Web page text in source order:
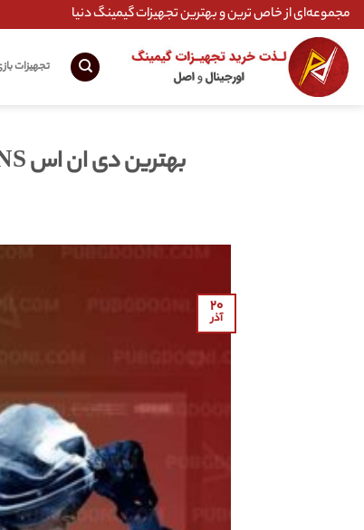
Skip
to
content
مجموعه‌ای از خاص ترین و بهترین تجهیزات گیمینگ دنیا
تجهیزات
بهترین دی ان اس DNS ها برای کاهش و ثبات پینگ در بازی های آنلاین
۲۰
آذر